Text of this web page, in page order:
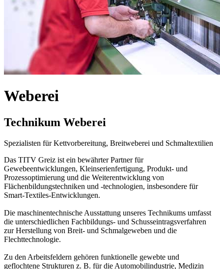
Weberei
Technikum Weberei
Spezialisten für Kettvorbereitung, Breitweberei und Schmaltextilien
Das TITV Greiz ist ein bewährter Partner für
Gewebeentwicklungen, Kleinserienfertigung, Produkt- und
Prozessoptimierung und die Weiterentwicklung von
Flächenbildungstechniken und -technologien, insbesondere für
Smart-Textiles-Entwicklungen.
Die maschinentechnische Ausstattung unseres Technikums umfasst
die unterschiedlichen Fachbildungs- und Schusseintragsverfahren
zur Herstellung von Breit- und Schmalgeweben und die
Flechttechnologie.
Zu den Arbeitsfeldern gehören funktionelle gewebte und
geflochtene Strukturen z. B. für die Automobilindustrie, Medizin